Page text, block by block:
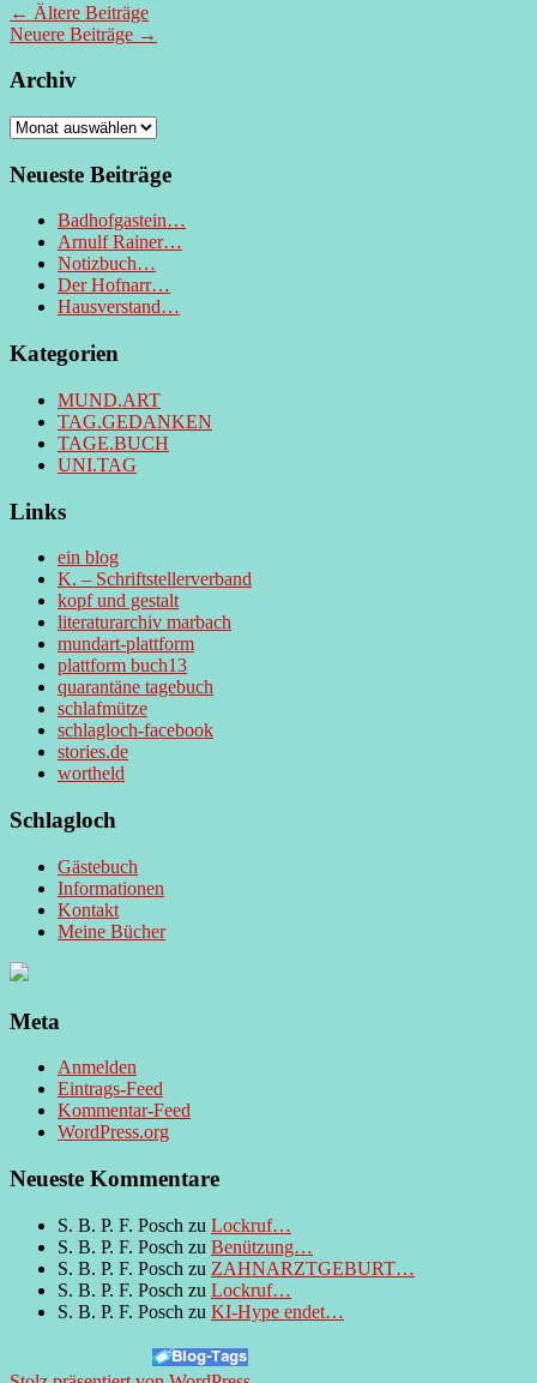
← Ältere Beiträge
Neuere Beiträge →
Archiv
Archiv
Neueste Beiträge
Badhofgastein…
Arnulf Rainer…
Notizbuch…
Der Hofnarr…
Hausverstand…
Kategorien
MUND.ART
TAG.GEDANKEN
TAGE.BUCH
UNI.TAG
Links
ein blog
K. – Schriftstellerverband
kopf und gestalt
literaturarchiv marbach
mundart-plattform
plattform buch13
quarantäne tagebuch
schlafmütze
schlagloch-facebook
stories.de
wortheld
Schlagloch
Gästebuch
Informationen
Kontakt
Meine Bücher
Meta
Anmelden
Eintrags-Feed
Kommentar-Feed
WordPress.org
Neueste Kommentare
S. B. P. F. Posch zu Lockruf…
S. B. P. F. Posch zu Benützung…
S. B. P. F. Posch zu ZAHNARZTGEBURT…
S. B. P. F. Posch zu Lockruf…
S. B. P. F. Posch zu KI-Hype endet…